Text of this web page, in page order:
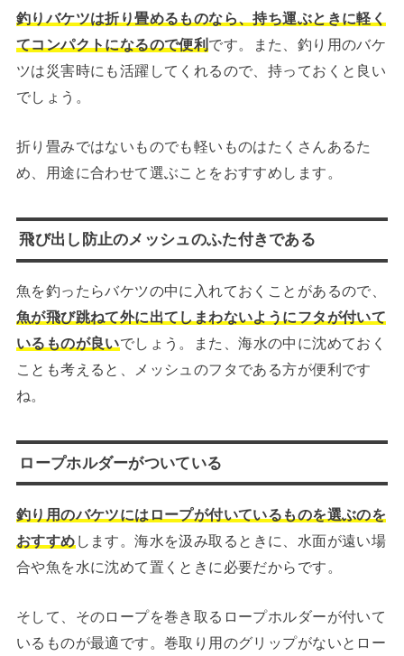
釣りバケツは折り畳めるものなら、持ち運ぶときに軽く
てコンパクトになるので便利です。また、釣り用のバケ
ツは災害時にも活躍してくれるので、持っておくと良い
でしょう。
折り畳みではないものでも軽いものはたくさんあるた
め、用途に合わせて選ぶことをおすすめします。
飛び出し防止のメッシュのふた付きである
魚を釣ったらバケツの中に入れておくことがあるので、
魚が飛び跳ねて外に出てしまわないようにフタが付いて
いるものが良いでしょう。また、海水の中に沈めておく
ことも考えると、メッシュのフタである方が便利です
ね。
ロープホルダーがついている
釣り用のバケツにはロープが付いているものを選ぶのを
おすすめ します。海水を汲み取るときに、水面が遠い場
合や魚を水に沈めて置くときに必要だからです。
そして、そのロープを巻き取るロープホルダーが付いて
いるものが最適です。巻取り用のグリップがないとロー